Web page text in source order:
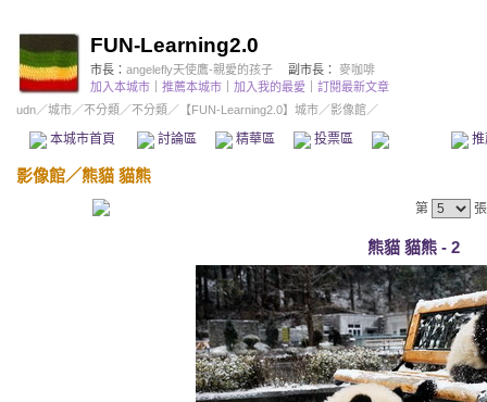
FUN-Learning2.0
市長： angelefly天使鷹-親愛的孩子 副市長：
麥咖啡
加入本城市
推薦本城市 加入我的最愛
訂閱最新文章
udn／城市／不分類 ／不分類 ／ 【FUN-Learning2.0】城市／影像館／
本城市首頁 討論區 精華區 投票區 影像館
影像館／熊貓 貓熊
第
熊貓 貓熊 - 2